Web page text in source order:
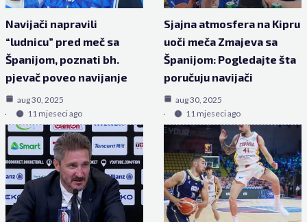
Navijači napravili
“ludnicu” pred meč sa
Španijom, poznati bh.
pjevač poveo navijanje
aug 30, 2025
11 mjeseci ago
Sjajna atmosfera na Kipru
uoči meča Zmajeva sa
Španijom: Pogledajte šta
poručuju navijači
aug 30, 2025
11 mjeseci ago